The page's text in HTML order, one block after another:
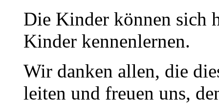
Die Kinder können sich
Kinder kennenlernen.
Wir danken allen, die
leiten und freuen uns,